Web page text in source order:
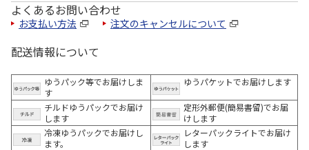
よくあるお問い合わせ
お支払い方法 注文のキャンセルについて
配送情報について
ゆうパック等でお届けしま
す
ゆうパケットでお届けします
チルドゆうパックでお届け
します
定形外郵便(簡易書留)でお届
けします
冷凍ゆうパックでお届けし
ます。
レターパックライトでお届け
します